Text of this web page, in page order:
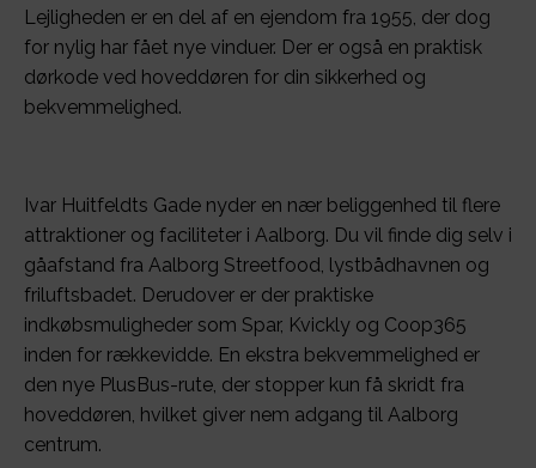
Lejligheden er en del af en ejendom fra 1955, der dog
for nylig har fået nye vinduer. Der er også en praktisk
dørkode ved hoveddøren for din sikkerhed og
bekvemmelighed.
Ivar Huitfeldts Gade nyder en nær beliggenhed til flere
attraktioner og faciliteter i Aalborg. Du vil finde dig selv i
gåafstand fra Aalborg Streetfood, lystbådhavnen og
friluftsbadet. Derudover er der praktiske
indkøbsmuligheder som Spar, Kvickly og Coop365
inden for rækkevidde. En ekstra bekvemmelighed er
den nye PlusBus-rute, der stopper kun få skridt fra
hoveddøren, hvilket giver nem adgang til Aalborg
centrum.